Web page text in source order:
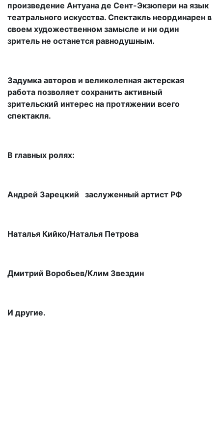
произведение Антуана де Сент-Экзюпери на язык
театрального искусства. Спектакль неординарен в
своем художественном замысле и ни один
зритель не останется равнодушным.
Задумка авторов и великолепная актерская
работа позволяет сохранить активный
зрительский интерес на протяжении всего
спектакля.
В главных ролях:
Андрей Зарецкий заслуженный артист РФ
Наталья Кийко/Наталья Петрова
Дмитрий Воробьев/Клим Звездин
И другие.